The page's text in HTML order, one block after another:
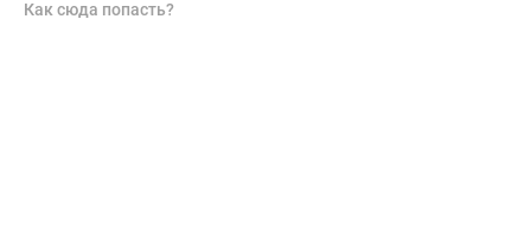
Скидки
Как сюда попасть?